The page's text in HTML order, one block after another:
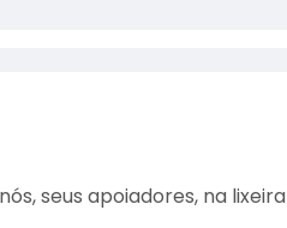
seus apoiadores, na lixeira